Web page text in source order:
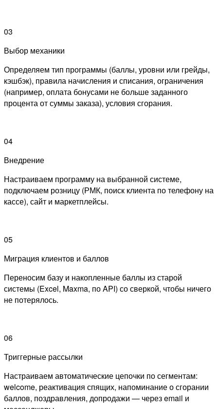
03
Выбор механики
Определяем тип программы (баллы, уровни или грейды,
кэшбэк), правила начисления и списания, ограничения
(например, оплата бонусами не больше заданного
процента от суммы заказа), условия сгорания.
04
Внедрение
Настраиваем программу на выбранной системе,
подключаем розницу (РМК, поиск клиента по телефону на
кассе), сайт и маркетплейсы.
05
Миграция клиентов и баллов
Переносим базу и накопленные баллы из старой
системы (Excel, Maxma, по API) со сверкой, чтобы ничего
не потерялось.
06
Триггерные рассылки
Настраиваем автоматические цепочки по сегментам:
welcome, реактивация спящих, напоминание о сгорании
баллов, поздравления, допродажи — через email и